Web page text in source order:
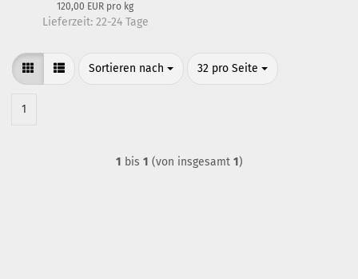
120,00 EUR pro kg
Lieferzeit: 22-24 Tage
Sortieren nach
Sortieren nach 32 pro Seite
pro Seite
1
1 bis 1 (von insgesamt 1)